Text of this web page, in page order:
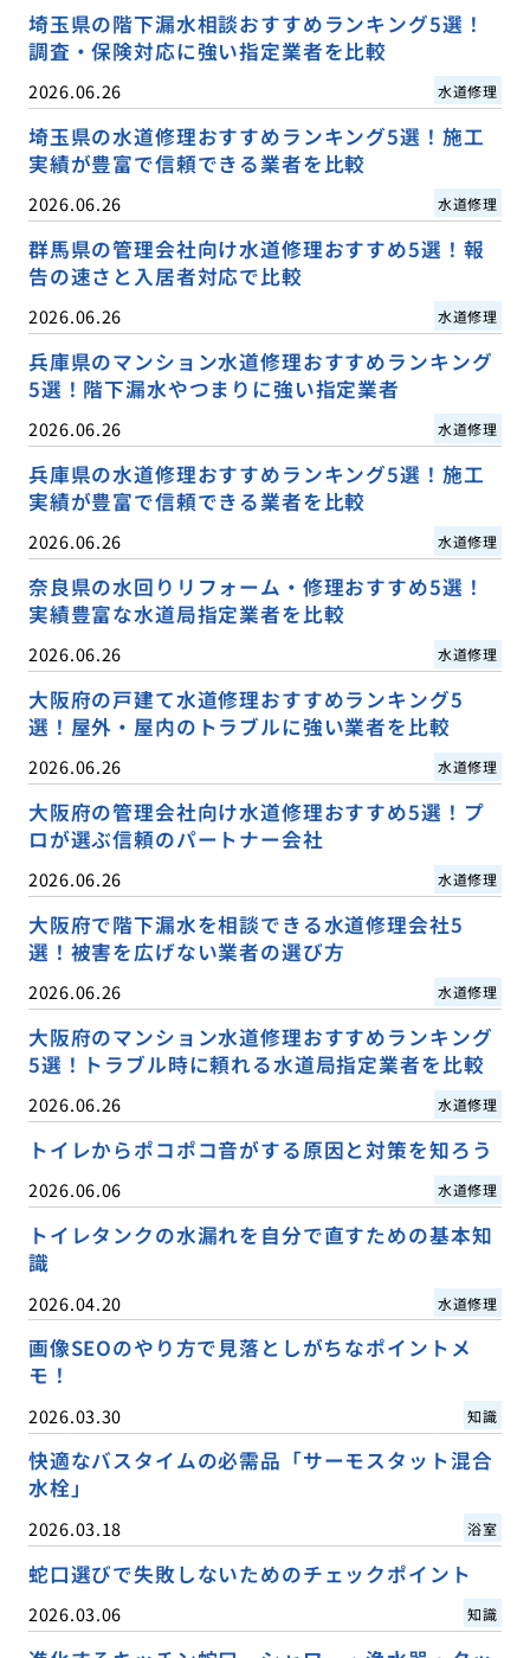
埼玉県の階下漏水相談おすすめランキング5選！
調査・保険対応に強い指定業者を比較
2026.06.26 水道修理
埼玉県の水道修理おすすめランキング5選！施工
実績が豊富で信頼できる業者を比較
2026.06.26 水道修理
群馬県の管理会社向け水道修理おすすめ5選！報
告の速さと入居者対応で比較
2026.06.26 水道修理
兵庫県のマンション水道修理おすすめランキング
5選！階下漏水やつまりに強い指定業者
2026.06.26 水道修理
兵庫県の水道修理おすすめランキング5選！施工
実績が豊富で信頼できる業者を比較
2026.06.26 水道修理
奈良県の水回りリフォーム・修理おすすめ5選！
実績豊富な水道局指定業者を比較
2026.06.26 水道修理
大阪府の戸建て水道修理おすすめランキング5
選！屋外・屋内のトラブルに強い業者を比較
2026.06.26 水道修理
大阪府の管理会社向け水道修理おすすめ5選！プ
ロが選ぶ信頼のパートナー会社
2026.06.26 水道修理
大阪府で階下漏水を相談できる水道修理会社5
選！被害を広げない業者の選び方
2026.06.26 水道修理
大阪府のマンション水道修理おすすめランキング
5選！トラブル時に頼れる水道局指定業者を比較
2026.06.26 水道修理
トイレからポコポコ音がする原因と対策を知ろう
2026.06.06 水道修理
トイレタンクの水漏れを自分で直すための基本知
識
2026.04.20 水道修理
画像SEOのやり方で見落としがちなポイントメ
モ！
2026.03.30 知識
快適なバスタイムの必需品「サーモスタット混合
水栓」
2026.03.18 浴室
蛇口選びで失敗しないためのチェックポイント
2026.03.06 知識